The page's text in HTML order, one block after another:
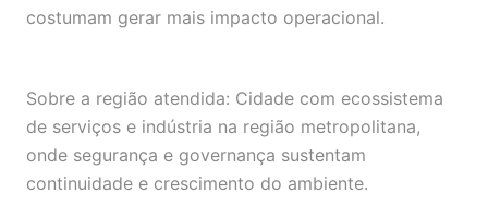
costumam gerar mais impacto operacional.
Sobre a região atendida: Cidade com ecossistema
de serviços e indústria na região metropolitana,
onde segurança e governança sustentam
continuidade e crescimento do ambiente.